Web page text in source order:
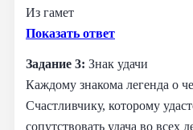
Из гамет
Показать ответ
Задание 3: Знак удачи
Каждому знакома легенда о
Счастливчику, которому
сопутствовать удача во всех